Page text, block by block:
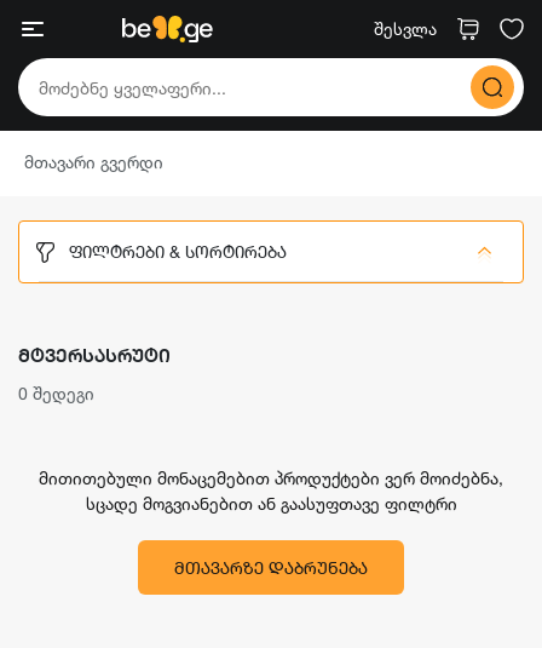
შესვლა
მთავარი გვერდი
ᲤᲘᲚᲢᲠᲔᲑᲘ & ᲡᲝᲠᲢᲘᲠᲔᲑᲐ
ᲛᲢᲕᲔᲠᲡᲐᲡᲠᲣᲢᲘ
0 შედეგი
მითითებული მონაცემებით პროდუქტები ვერ მოიძებნა,
სცადე მოგვიანებით ან გაასუფთავე ფილტრი
ᲛᲗᲐᲕᲐᲠᲖᲔ ᲓᲐᲑᲠᲣᲜᲔᲑᲐ